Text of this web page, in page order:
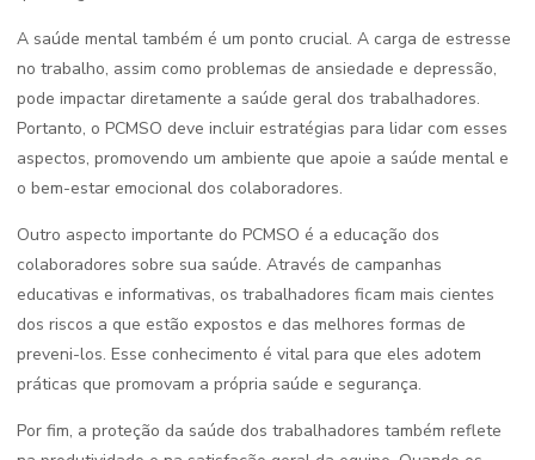
A saúde mental também é um ponto crucial. A carga de estresse
no trabalho, assim como problemas de ansiedade e depressão,
pode impactar diretamente a saúde geral dos trabalhadores.
Portanto, o PCMSO deve incluir estratégias para lidar com esses
aspectos, promovendo um ambiente que apoie a saúde mental e
o bem-estar emocional dos colaboradores.
Outro aspecto importante do PCMSO é a educação dos
colaboradores sobre sua saúde. Através de campanhas
educativas e informativas, os trabalhadores ficam mais cientes
dos riscos a que estão expostos e das melhores formas de
preveni-los. Esse conhecimento é vital para que eles adotem
práticas que promovam a própria saúde e segurança.
Por fim, a proteção da saúde dos trabalhadores também reflete